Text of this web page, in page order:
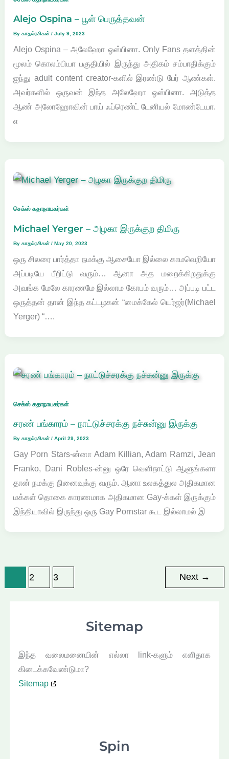
Alejo Ospina – பூள் பெருத்தவன்
Byகாதல்ரசிகன்/July 9, 2023
Alejo Ospina – அலேஹோ ஓஸ்பினா. Only Fans தளத்தின்
மூலம் கொலம்பியா பகுதியில் இருந்து அதிகம் சம்பாதிக்கும்
ஐந்து adult content creator-களில் இரண்டு பேர் ஆண்கள்.
அவர்களில் ஒருவன் இந்த அலேஹோ ஓஸ்பினா. அடுத்த
ஆண் அலோஹோவின் பாய் ஃப்ரெண்ட் டேனியல் மோண்டேயா.
எ
செக்ஸ் கதாநாயகர்கள்
Michael Yerger – அழகா இருக்குற திமிரு
Byகாதல்ரசிகன்/May 20, 2023
ஒரு சிலரை பார்த்தா நமக்கு ஆசையோ இல்லை காமவெறியோ
அப்படியே பீறிட்டு வரும்… ஆனா அத மறைக்கிறதுக்கு
அவங்க மேலே காரணமே இல்லாம கோபம் வரும்… அப்படி பட்ட
ஒருத்தன் தான் இந்த கட்டழகன் “மைக்கேல் யெர்ஜர்(Michael
Yerger) “….
செக்ஸ் கதாநாயகர்கள்
சரண் பங்காரம் – நாட்டுச்சரக்கு நச்சுன்னு இருக்கு
Byகாதல்ரசிகன்/April 29, 2023
Gay Porn Stars-ன்னா Adam Killian, Adam Ramzi, Jean
Franko, Dani Robles-ன்னு ஒரே வெளிநாட்டு ஆளுங்களா
தான் நமக்கு நினைவுக்கு வரும். ஆனா உலகத்துல அதிகமான
மக்கள் தொகை காரணமாக அதிகமான Gay-க்கள் இருக்கும்
இந்தியாவில் இருந்து ஒரு Gay Pornstar கூட இல்லாமல் இ
2 3 Next →
Sitemap
இந்த வலைமனையின் எல்லா link-களும் எளிதாக
கிடைக்கவேண்டுமா?
Sitemap
Spin